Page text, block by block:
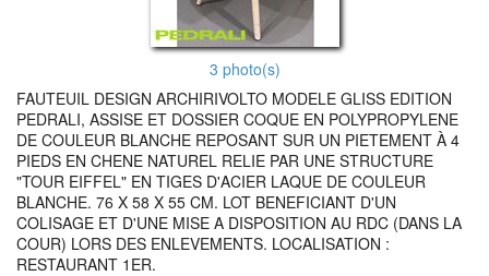
3 photo(s)
FAUTEUIL DESIGN ARCHIRIVOLTO MODELE GLISS EDITION
PEDRALI, ASSISE ET DOSSIER COQUE EN POLYPROPYLENE
DE COULEUR BLANCHE REPOSANT SUR UN PIETEMENT À 4
PIEDS EN CHENE NATUREL RELIE PAR UNE STRUCTURE
"TOUR EIFFEL" EN TIGES D'ACIER LAQUE DE COULEUR
BLANCHE. 76 X 58 X 55 CM. LOT BENEFICIANT D'UN
COLISAGE ET D'UNE MISE A DISPOSITION AU RDC (DANS LA
COUR) LORS DES ENLEVEMENTS. LOCALISATION :
RESTAURANT 1ER.